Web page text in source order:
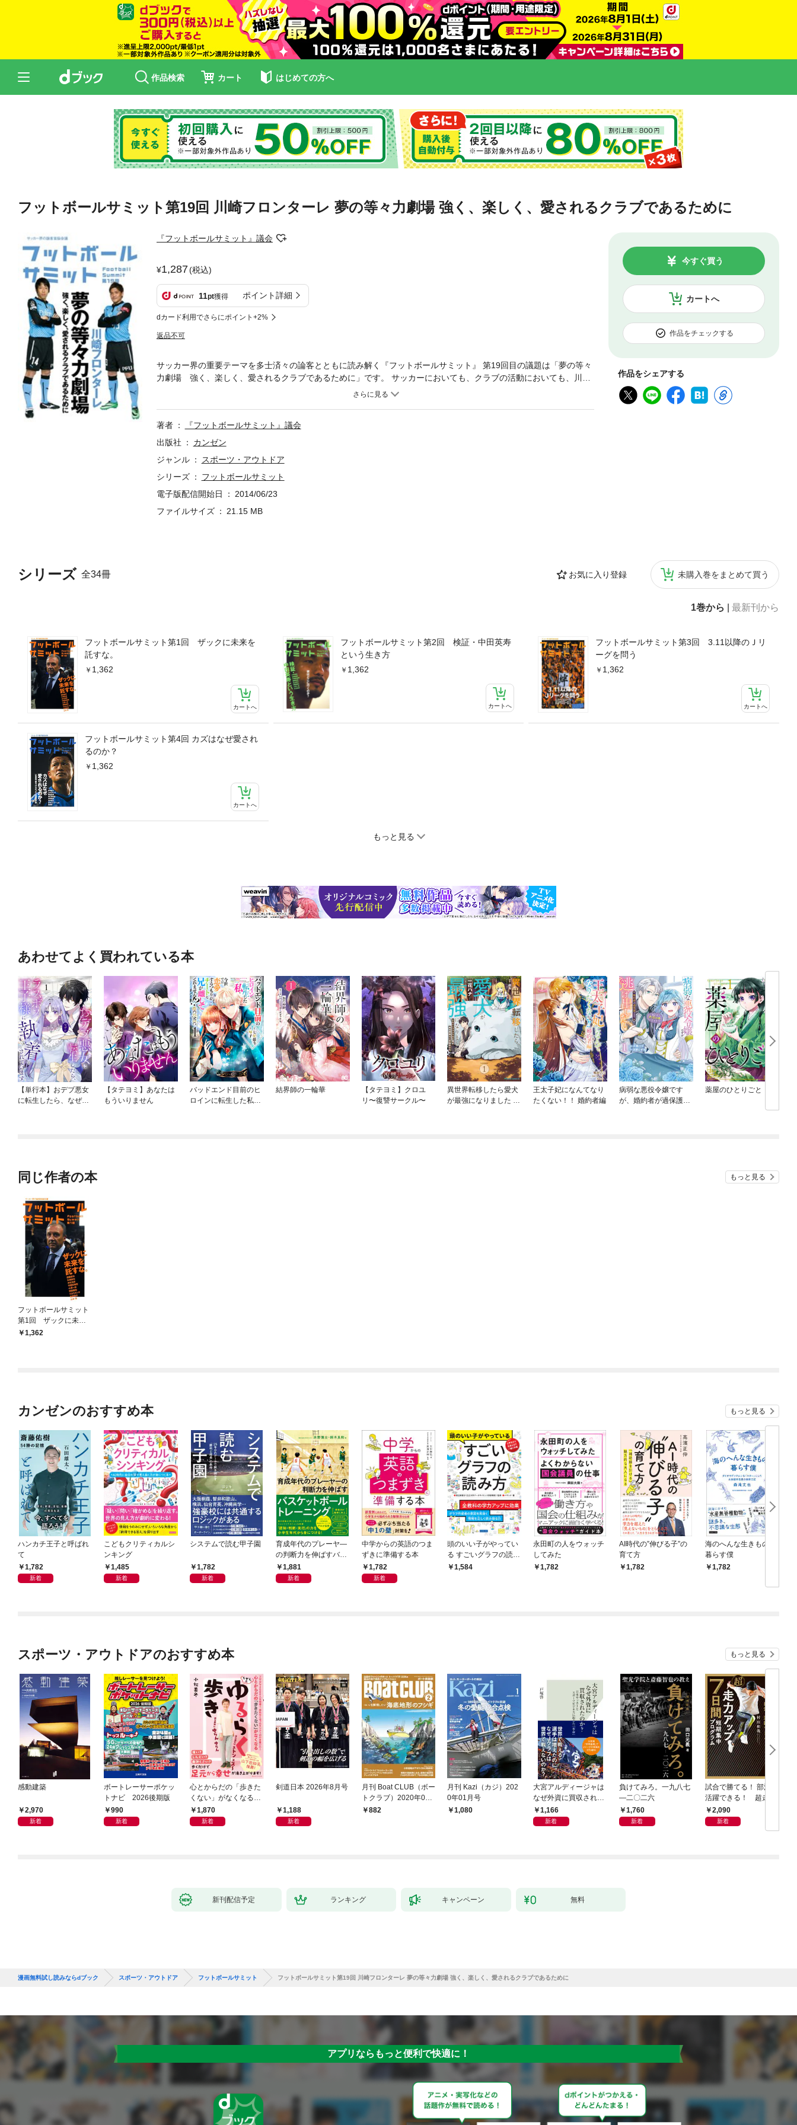
作品検索 カート はじめての方へ
フットボールサミット第19回 川崎フロンターレ 夢の等々力劇場 強く、楽しく、愛されるクラブであるために
『フットボールサミット』議会
1,287(税込)
11pt獲得 ポイント詳細
dカード利用でさらにポイント+2%
返品不可
カートへ
今すぐ買う
作品をチェックする
作品をシェアする
シリーズ 全34冊 お気に入り登録 未購入巻をまとめて買う
1巻から 最新刊から
フットボールサミット第1回 ザックに未来を
託すな。
1,362
カートへ
フットボールサミット第2回 検証・中田英寿
という生き方
1,362
カートへ
フットボールサミット第3回 3.11以降のＪリ
ーグを問う
1,362
カートへ
フットボールサミット第4回 カズはなぜ愛され
るのか？
1,362
カートへ
もっと見る
サッカー界の重要テーマを多士済々の論客とともに読み解く『フットボールサミット』 第19回目の議題は「夢の等々
力劇場 強く、楽しく、愛されるクラブであるために」です。 サッカーにおいても、クラブの活動においても、川崎
フロンターレは見ている人たちを楽しませようという心意気にあふれている。それは志とも言い換えられる。優勝の
のモデルケースとなりつつある。サッカーを楽しむことを簡単にはあきらめない監督がいて、選手がいる。そして、
地域にとってなくてはならない存在になるために地道に活動を続けるスタッフがいる。クラブに関わるすべての人が
されるクラブであるために歩み続けるクラブの現在地と未来、そしてアイデンティティを徹底解剖する。編集長・森
哲也
著者
『フットボールサミット』議会
出版社
カンゼン
ジャンル
スポーツ・アウトドア
シリーズ
フットボールサミット
電子版配信開始日
2014/06/23
ファイルサイズ
21.15 MB
あわせてよく買われている本
【単行本】おデブ悪女
に転生したら、なぜか
【タテヨミ】あなたは
もういりません
バッドエンド目前のヒ
ロインに転生した私、
結界師の一輪華
【タテヨミ】クロユ
リ〜復讐サークル〜
異世界転移したら愛犬
が最強になりました ～
王太子妃になんてなり
たくない！！ 婚約者編
病弱な悪役令嬢です
が、婚約者が過保護す
薬屋のひとりごと
同じ作者の本 もっと見る
フットボールサミット
第1回 ザックに未来
を託すな。
1,362
カンゼンのおすすめ本 もっと見る
ハンカチ王子と呼ばれ
て
1,782
新着
こどもクリティカルシ
ンキング
1,485
新着
システムで読む甲子園
1,782
新着
育成年代のプレーヤ—
の判断力を伸ばすバス
ケットボールトレーニ
ング
1,881
新着
中学からの英語のつま
ずきに準備する本
1,782
新着
頭のいい子がやってい
る すごいグラフの読み
方1,584
永田町の人をウォッチ
してみた
1,782
AI時代の”伸びる子”の
育て方
1,782
海のへんな生きものと
暮らす僕
1,782
スポーツ・アウトドアのおすすめ本 もっと見る
感動建築
2,970
新着
ボートレーサーポケッ
トナビ 2026後期版
990
新着
心とからだの「歩きた
くない」がなくなる
らせん流 ゆるらく歩
き
1,870
新着
剣道日本 2026年8月号
1,188
新着
月刊 Boat CLUB（ボー
トクラブ）2020年02
月号882
月刊 Kazi（カジ）202
0年01月号
1,080
大宮アルディージャは
なぜ外資に買収された
のか？～日本サッカー
とスポーツビジネスに
1,166
新着
負けてみろ。一九八七
―二〇二六
1,760
新着
試合で勝てる！ 部活で
活躍できる！ 超走力
アップ 7日間短期集中
プログラム
2,090
新着
新刊配信予定 ランキング キャンペーン 無料
漫画無料試し読みならdブック スポーツ・アウトドア フットボールサミット フットボールサミット第19回 川崎フロンターレ 夢の等々力劇場 強く、楽しく、愛されるクラブであるために
アプリならもっと便利で快適に！